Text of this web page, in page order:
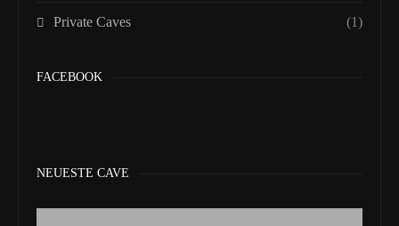
Private Caves (1)
FACEBOOK
NEUESTE CAVE